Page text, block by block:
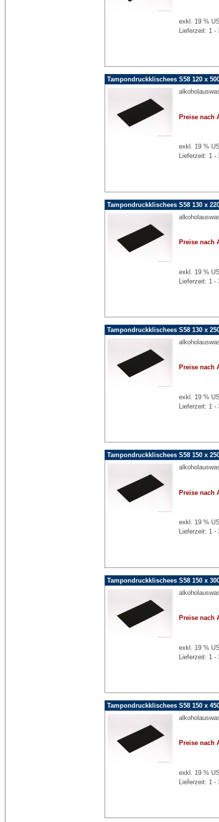
exkl. 19 %
Lieferzeit: 1 -
Tampondruckklischees S58 120 x
Preise nach
exkl. 19 %
Lieferzeit: 1 -
Tampondruckklischees S58 130 x
Preise nach
exkl. 19 %
Lieferzeit: 1
Tampondruckklischees S58 130 x
Preise nach
exkl. 19 %
Lieferzeit: 1 -
Tampondruckklischees S58 150 x
Preise nach
exkl. 19 %
Lieferzeit: 1 -
Tampondruckklischees S58 150 x
Preise nach
exkl. 19 %
Lieferzeit: 1 -
Tampondruckklischees S58 150 x
Preise nach
exkl. 19 %
Lieferzeit: 1 -